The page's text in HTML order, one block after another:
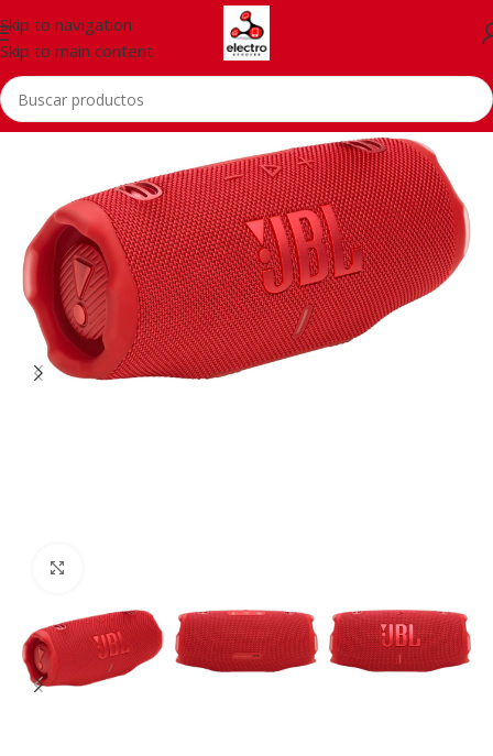
Skip to navigation
Skip to main content
Inicio/Accessorios/Altavoces